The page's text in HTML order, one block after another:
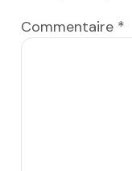
Commentaire *